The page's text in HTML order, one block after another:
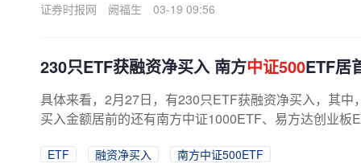
证券时报网
阙福生 03-19 09:56
230只ETF获融资净买入 南方中证500ETF居
具体来看，2月27日，有230只ETF获融资净买入，其中
买入金额居前的还有南方中证1000ETF、易方达创业
ETF 融资净买入
南方中证500ETF